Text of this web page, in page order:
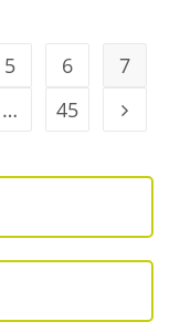
5 6
7
… 45 Geh